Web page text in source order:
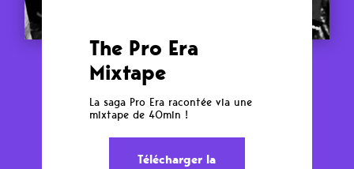
The Pro Era
Mixtape
La saga Pro Era racontée via une
mixtape de 40min !
Télécharger la